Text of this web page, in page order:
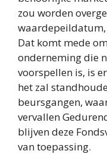
zou worden
waardepeildatum,
Dat komt mede
onderneming die
voorspellen is, is
het zal
beursgangen,
vervallen
blijven deze
van toepassing.